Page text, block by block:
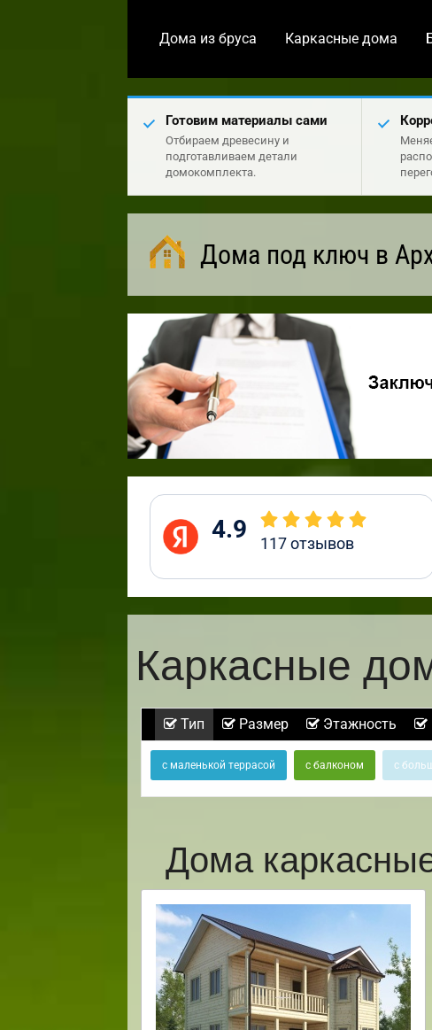
Дома из бруса Каркасные дома
Готовим материалы сами
Отбираем древесину и
подготавливаем детали
домокомплекта.
Дома под ключ в
4.9 117отзывов
Каркасные
Тип Размер Этажность
с маленькой террасой с балконом с
Дома